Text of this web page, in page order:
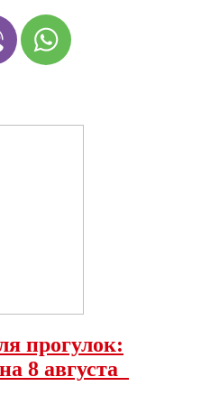
прогулок:
8 августа